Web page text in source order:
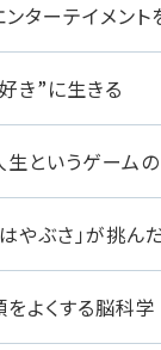
ンターテイメント
き”に生きる
生というゲーム
はやぶさ」が挑
をよくする脳科学